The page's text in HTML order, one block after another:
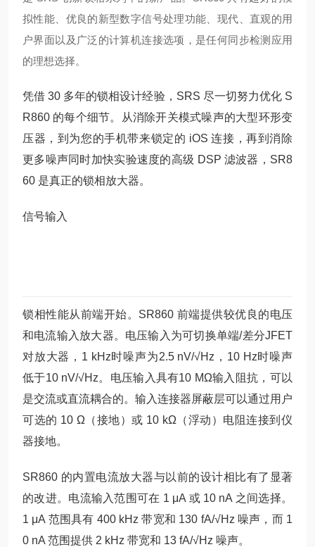
拟性能、优良的新型数字信号处理功能、 现代、直观的用
户界面以及广泛的计算机连接选项，是任何同步检测应用
的理想选择。
凭借 30 多年的锁相设计经验，SRS 尽一切努力优化 S
R860 的每个细节。从消除开关模式噪声的大型环形变
压器，到为您的手机带来锁定的 iOS 连接，再到消除
更多噪声同时加快实验速度的高级 DSP 滤波器，SR8
60 是真正的锁相放大器。
信号输入
锁相性能从前端开始。SR860 前端提供较优良的电压
和电流输入放大器。电压输入为可切换单端/差分JFET
对放大器，1 kHz时噪声为2.5 nV/√Hz，10 Hz时噪声
低于10 nV/√Hz。电压输入具有10 MΩ输入阻抗，可以
是交流或直流耦合的。输入连接器屏蔽层可以通过用户
可选的 10 Ω（接地）或 10 kΩ（浮动）电阻连接到仪
器接地。
SR860 的内置电流放大器与以前的设计相比有了显著
的改进。电流输入范围可在 1 μA 或 10 nA 之间选择。
1 μA 范围具有 400 kHz 带宽和 130 fA/√Hz 噪声，而 1
0 nA 范围提供 2 kHz 带宽和 13 fA/√Hz 噪声。